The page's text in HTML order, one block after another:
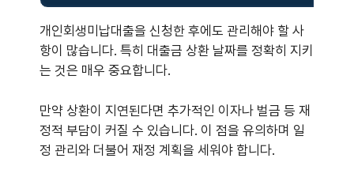
개인회생미납대출을 신청한 후에도 관리해야 할 사
항이 많습니다. 특히 대출금 상환 날짜를 정확히 지키
는 것은 매우 중요합니다.
만약 상환이 지연된다면 추가적인 이자나 벌금 등 재
정적 부담이 커질 수 있습니다. 이 점을 유의하며 일
정 관리와 더불어 재정 계획을 세워야 합니다.